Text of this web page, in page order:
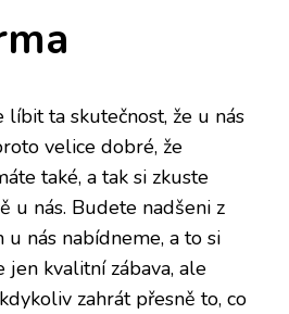
líbit ta skutečnost, že u nás
velice dobré, že
také, a tak si zkuste
u nás. Budete nadšeni z
u nás nabídneme, a to si
jen kvalitní zábava, ale
zahrát přesně to, co